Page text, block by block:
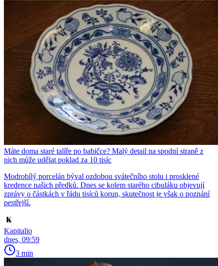
Máte doma staré talíře po babičce? Malý detail na spodní straně z
nich může udělat poklad za 10 tisíc
Modrobílý porcelán býval ozdobou svátečního stolu i prosklené
kredence našich předků. Dnes se kolem starého cibuláku objevují
zprávy o částkách v řádu tisíců korun, skutečnost je však o poznání
pestřejší.
Kapitalio
dnes, 09:59
3 min